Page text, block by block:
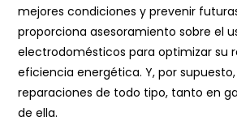
mejores condiciones y prevenir
proporciona asesoramiento sobre el
electrodomésticos para optimizar su
eficiencia energética. Y, por supuesto,
reparaciones de todo tipo, tanto en
de ella.